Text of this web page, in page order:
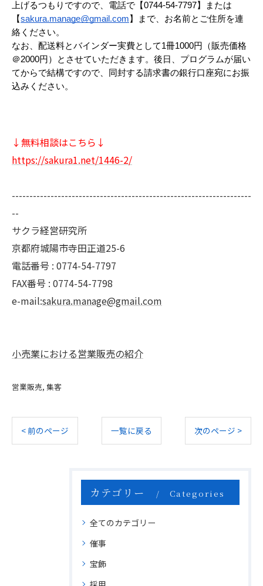
上げるつもりですので、電話で【0744-54-7797】または
【sakura.manage@gmail.com 】まで、お名前とご住所を連
絡ください。
なお、配送料とバインダー実費として1冊1000円（販売価格
＠2000円）とさせていただきます。後日、プログラムが届い
てからで結構ですので、同封する請求書の銀行口座宛にお振
込みください。
↓無料相談はこちら↓
https://sakura1.net/1446-2/
--------------------------------------------------------------------
--
サクラ経営研究所
京都府城陽市寺田正道25-6
電話番号 : 0774-54-7797
FAX番号 : 0774-54-7798
e-mail:sakura.manage@gmail.com
小売業における営業販売の紹介
営業販売 集客
< 前のページ 一覧に戻る 次のページ >
カテゴリー Categories
全てのカテゴリー
催事
宝飾